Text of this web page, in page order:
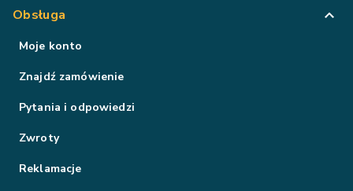
Obsługa
Moje konto
Znajdź zamówienie
Pytania i odpowiedzi
Zwroty
Reklamacje